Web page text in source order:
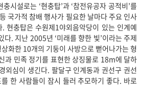
시설로는 ‘현충탑’과 ‘참전유공자 공적비’를
국가적 참배 행사가 필요한 날마다 주요 인사
현충탑은 수원제1야외음악당이 있는 인계예
다. 지난 2005년 ‘미래를 향한 빛’이라는 주제
화한 10개의 기둥이 사방으로 뻗어나가는 형
과 민족 정기를 표현한 상징물로 18m에 달하
외심이 생긴다. 팔달구 인계동과 권선구 권선
한 사람들이 잠시 들러 추모하기 좋다. 바로